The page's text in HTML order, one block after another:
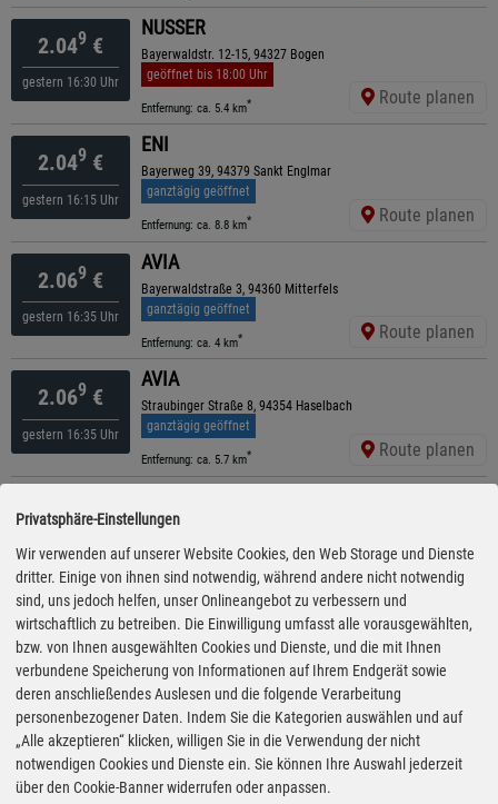
2.049 €
gestern 16:30 Uhr
NUSSER
Bayerwaldstr. 12-15, 94327 Bogen
geöffnet bis 18:00 Uhr
Entfernung: ca. 5.4 km* Route planen
2.049 €
gestern 16:15 Uhr
ENI
Bayerweg 39, 94379 Sankt Englmar
ganztägig geöffnet
Entfernung: ca. 8.8 km* Route planen
2.069 €
gestern 16:35 Uhr
AVIA
Bayerwaldstraße 3, 94360 Mitterfels
ganztägig geöffnet
Entfernung: ca. 4 km* Route planen
2.069 €
gestern 16:35 Uhr
AVIA
Straubinger Straße 8, 94354 Haselbach
ganztägig geöffnet
Entfernung: ca. 5.7 km* Route planen
2.069 €
gestern 16:35 Uhr
Chamer Str. 20, 94347 Ascha
geöffnet bis 19:30 Uhr
Entfernung: ca. 7.9 km * Route planen
2.089€
gestern 16:30 Uhr
ARAL
Industriestraße 2, 94559 Niederwinkling
ganztägig geöffnet
Entfernung: ca. 8.8 km* Route planen
2.699€
04.08.26 12:05
Uhr
ESSO
Bab A3, Stetten 7a, 94336 Hunderdorf
ganztägig geöffnet
Privatsphäre-Einstellungen
Wir verwenden auf unserer Website Cookies, den Web Storage und Dienste
dritter. Einige von ihnen sind notwendig, während andere nicht notwendig
sind, uns jedoch helfen, unser Onlineangebot zu verbessern und
wirtschaftlich zu betreiben. Die Einwilligung umfasst alle vorausgewählten,
bzw. von Ihnen ausgewählten Cookies und Dienste, und die mit Ihnen
verbundene Speicherung von Informationen auf Ihrem Endgerät sowie
deren anschließendes Auslesen und die folgende Verarbeitung
personenbezogener Daten. Indem Sie die Kategorien auswählen und auf
„Alle akzeptieren“ klicken, willigen Sie in die Verwendung der nicht
notwendigen Cookies und Dienste ein. Sie können Ihre Auswahl jederzeit
über den Cookie-Banner widerrufen oder anpassen.